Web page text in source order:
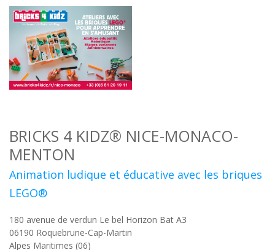
BRICKS 4 KIDZ® NICE-MONACO-
MENTON
Animation ludique et éducative avec les briques
LEGO®
180 avenue de verdun Le bel Horizon Bat A3
06190 Roquebrune-Cap-Martin
Alpes Maritimes (06)